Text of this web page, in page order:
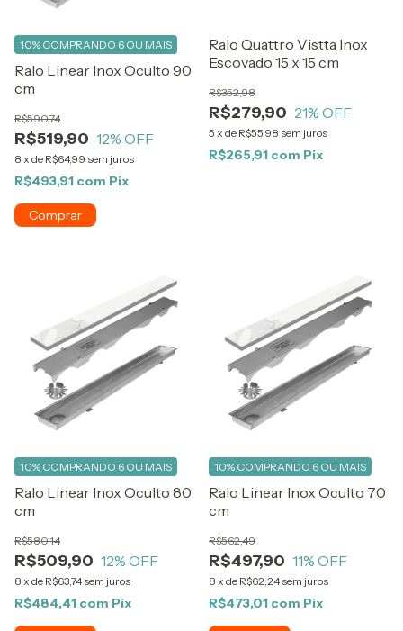
Ralo Linear Inox Oculto 90
cm
R$519,90
R$590,74
12% OFF
8 x de R$64,99 sem juros
10% COMPRANDO 6 OU MAIS
R$493,91 com Pix
Ralo Quattro Vistta Inox
Escovado 15 x 15 cm
R$279,90
R$352,98
21% OFF
5 x de R$55,98 sem juros
R$265,91 com Pix
Ralo Linear Inox Oculto 80
cm
R$509,90
R$580,14
12% OFF
8 x de R$63,74 sem juros
10% COMPRANDO 6 OU MAIS
R$484,41 com Pix
Ralo Linear Inox Oculto 70
cm
R$497,90
R$562,49
11% OFF
8 x de R$62,24 sem juros
10% COMPRANDO 6 OU MAIS
R$473,01 com Pix